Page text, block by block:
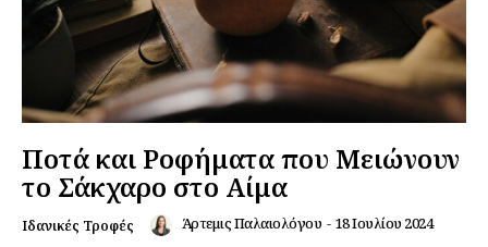
Ποτά και Ροφήματα που Μειώνουν
το Σάκχαρο στο Αίμα
Ιδανικές Τροφές Άρτεμις Παλαιολόγου - 18 Ιουλίου 2024